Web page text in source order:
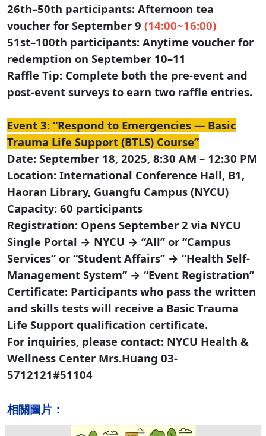
26th–50th participants: Afternoon tea
voucher for September 9 (14:00~16:00)
51st–100th participants: Anytime voucher for
redemption on September 10–11
Raffle Tip: Complete both the pre-event and
post-event surveys to earn two raffle entries.
Event 3: “Respond to Emergencies — Basic
Trauma Life Support (BTLS) Course”
Date: September 18, 2025, 8:30 AM – 12:30 PM
Location: International Conference Hall, B1,
Haoran Library, Guangfu Campus (NYCU)
Capacity: 60 participants
Registration: Opens September 2 via NYCU
Single Portal → NYCU → “All” or “Campus
Services” or “Student Affairs” → “Health Self-
Management System” → “Event Registration”
Certificate: Participants who pass the written
and skills tests will receive a Basic Trauma
Life Support qualification certificate.
For inquiries, please contact: NYCU Health &
Wellness Center Mrs.Huang 03-
5712121#51104
相關圖片：